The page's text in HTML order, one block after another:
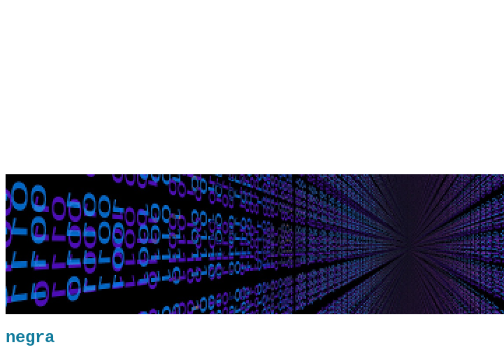
negra